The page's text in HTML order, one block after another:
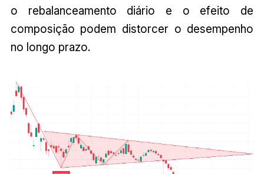
o rebalanceamento diário e o efeito de
composição podem distorcer o desempenho
no longo prazo.